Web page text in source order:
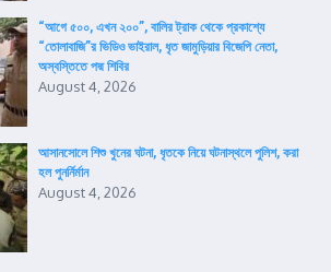
“আগে ৫০০, এখন ২০০”, বালির ট্রাক থেকে প্রকাশ্যে
“তোলাবাজি”র ভিডিও ভাইরাল, ধৃত জামুড়িয়ার বিজেপি নেতা,
অস্বস্তিতে পদ্ম শিবির
August 4, 2026
আসানসোলে শিশু খুনের ঘটনা, ধৃতকে নিয়ে ঘটনাস্থলে পুলিশ, করা
হল পুনর্নির্মান
August 4, 2026